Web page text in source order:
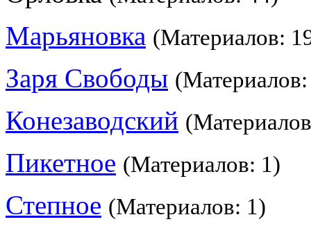
Марьяновка (Материалов:
Заря Свободы
Конезаводский
Пикетное (Материалов: 1)
Степное (Материалов: 1)